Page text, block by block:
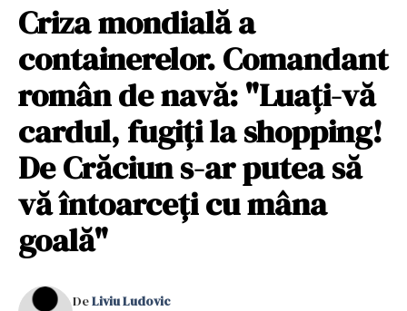
Criza mondială a
containerelor. Comandant
român de navă: "Luați-vă
cardul, fugiți la shopping!
De Crăciun s-ar putea să
vă întoarceți cu mâna
goală"
DeLiviu Ludovic